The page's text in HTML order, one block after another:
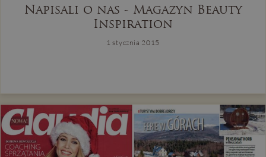
Napisali o nas - Magazyn Beauty
Inspiration
1 stycznia 2015